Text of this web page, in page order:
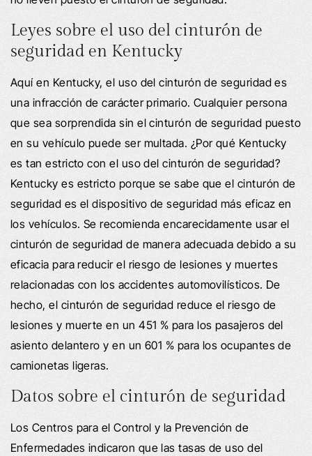
Leyes sobre el uso del cinturón de
seguridad en Kentucky
Aquí en Kentucky, el uso del cinturón de seguridad es
una infracción de carácter primario. Cualquier persona
que sea sorprendida sin el cinturón de seguridad puesto
en su vehículo puede ser multada. ¿Por qué Kentucky
es tan estricto con el uso del cinturón de seguridad?
Kentucky es estricto porque se sabe que el cinturón de
seguridad es el dispositivo de seguridad más eficaz en
los vehículos. Se recomienda encarecidamente usar el
cinturón de seguridad de manera adecuada debido a su
eficacia para reducir el riesgo de lesiones y muertes
relacionadas con los accidentes automovilísticos. De
hecho, el cinturón de seguridad reduce el riesgo de
lesiones y muerte en un 451 % para los pasajeros del
asiento delantero y en un 601 % para los ocupantes de
camionetas ligeras.
Datos sobre el cinturón de seguridad
Los Centros para el Control y la Prevención de
Enfermedades indicaron que las tasas de uso del